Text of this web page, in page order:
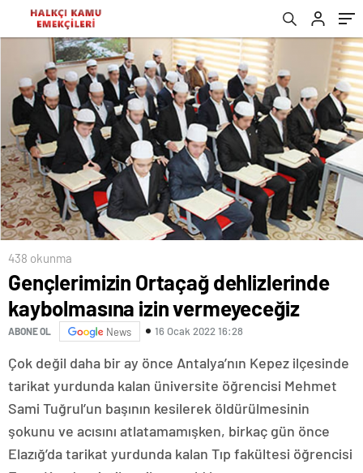
438 okunma
Gençlerimizin Ortaçağ dehlizlerinde
kaybolmasına izin vermeyeceğiz
ABONE OL News 16 Ocak 2022 16:28
Çok değil daha bir ay önce Antalya’nın Kepez ilçesinde
tarikat yurdunda kalan üniversite öğrencisi Mehmet
Sami Tuğrul’un başının kesilerek öldürülmesinin
şokunu ve acısını atlatamamışken, birkaç gün önce
Elazığ’da tarikat yurdunda kalan Tıp fakültesi öğrencisi
köleleri haline getiriyor.